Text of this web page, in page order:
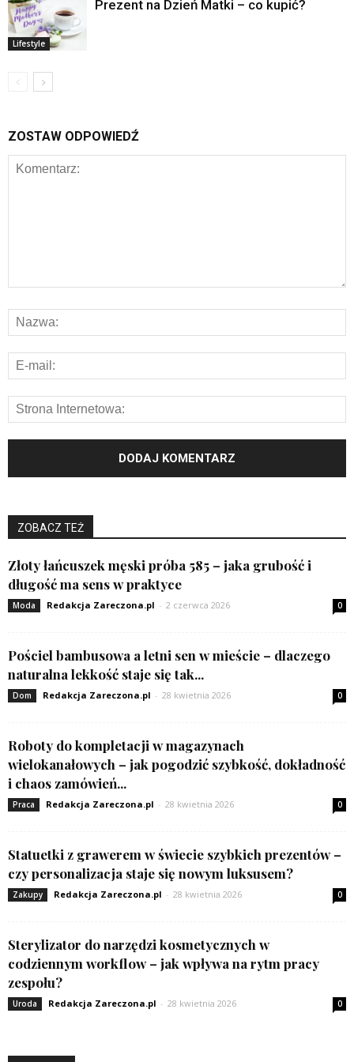
Lifestyle
Prezent na Dzień Matki – co kupić?
ZOSTAW ODPOWIEDŹ
ZOBACZ TEŻ
Złoty łańcuszek męski próba 585 – jaka grubość i
długość ma sens w praktyce
Moda Redakcja Zareczona.pl - 2 czerwca 2026 0
Pościel bambusowa a letni sen w mieście – dlaczego
naturalna lekkość staje się tak...
Dom Redakcja Zareczona.pl - 28 kwietnia 2026 0
Roboty do kompletacji w magazynach
wielokanałowych – jak pogodzić szybkość, dokładność
i chaos zamówień...
Praca Redakcja Zareczona.pl - 28 kwietnia 2026 0
Statuetki z grawerem w świecie szybkich prezentów –
czy personalizacja staje się nowym luksusem?
Zakupy Redakcja Zareczona.pl - 28 kwietnia 2026 0
Sterylizator do narzędzi kosmetycznych w
codziennym workflow – jak wpływa na rytm pracy
zespołu?
Uroda Redakcja Zareczona.pl - 28 kwietnia 2026 0